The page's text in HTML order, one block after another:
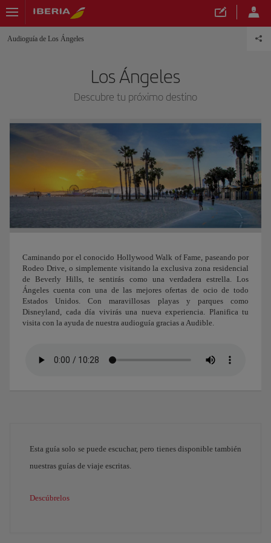
Audioguía de Los Ángeles
Los Ángeles
Descubre tu próximo destino
Caminando por el conocido Hollywood Walk of Fame, paseando por
Rodeo Drive, o simplemente visitando la exclusiva zona residencial
de Beverly Hills, te sentirás como una verdadera estrella. Los
Ángeles cuenta con una de las mejores ofertas de ocio de todo
Estados Unidos. Con maravillosas playas y parques como
Disneyland, cada día vivirás una nueva experiencia. Planifica tu
visita con la ayuda de nuestra audioguía gracias a Audible.
Esta guía solo se puede escuchar, pero tienes disponible también
nuestras guías de viaje escritas.
Descúbrelos